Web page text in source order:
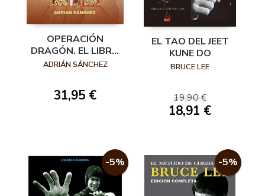
OPERACIÓN
DRAGÓN. EL LIBRO
DEL 50
ADRIÁN SÁNCHEZ
31,95 €
EL TAO DEL JEET
KUNE DO
BRUCE LEE
19,90 €
18,91 €
-5% -5%